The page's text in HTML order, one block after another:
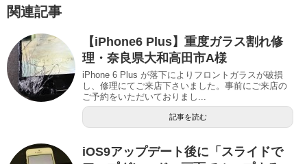
関連記事
【iPhone6 Plus】重度ガラス割れ修
理・奈良県大和高田市A様
iPhone 6 Plus が落下によりフロントガラスが破損
し、修理にてご来店下さいました。事前にご来店の
ご予約をいただいておりまし...
記事を読む
iOS9アップデート後に「スライドで